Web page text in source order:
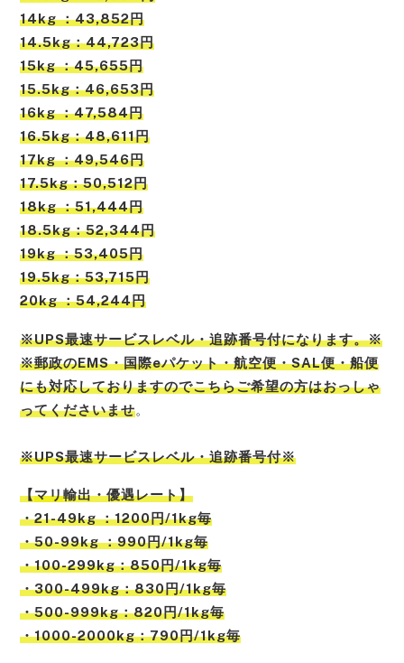
14kg ：43,852円
14.5kg：44,723円
15kg ：45,655円
15.5kg：46,653円
16kg ：47,584円
16.5kg：48,611円
17kg ：49,546円
17.5kg：50,512円
18kg ：51,444円
18.5kg：52,344円
19kg ：53,405円
19.5kg：53,715円
20kg ：54,244円
※UPS最速サービスレベル・追跡番号付になります。※
※郵政のEMS・国際eパケット・航空便・SAL便・船便
にも対応しておりますのでこちらご希望の方はおっしゃ
ってくださいませ。
※UPS最速サービスレベル・追跡番号付※
【マリ輸出・優遇レート】
・21-49kg ：1200円/1kg毎
・50-99kg ：990円/1kg毎
・100-299kg：850円/1kg毎
・300-499kg：830円/1kg毎
・500-999kg：820円/1kg毎
・1000-2000kg：790円/1kg毎